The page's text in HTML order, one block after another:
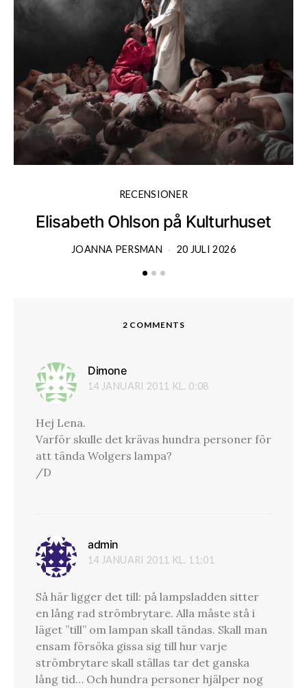
RECENSIONER
Elisabeth Ohlson på Kulturhuset
JOANNA PERSMAN 20 JULI 2026
2 COMMENTS
Dimoneskriver:
14 JANUARI 2011 KL. 0:08
Hej Lena.
Varför skulle det krävas hundra personer för
att tända Wolgers lampa?
/D
admin
14 JANUARI 2011 KL. 11:01
Så här ligger det till: på lampsladden sitter
en lång rad strömbrytare. Alla måste stå i
läget ”till” om lampan skall tändas. Skall man
ensam försöka gissa sig till hur varje
strömbrytare skall ställas tar det ganska
lång tid… Och hundra personer hjälper nog